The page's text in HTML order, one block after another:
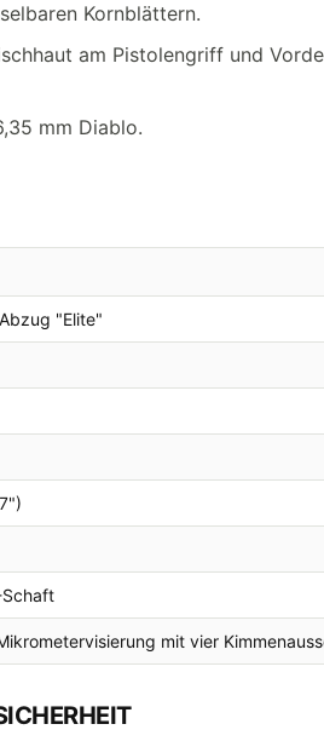
Kornblättern.
am Pistolengriff und
mm Diablo.
"Elite"
mit vier